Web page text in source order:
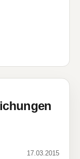
17.03.2015